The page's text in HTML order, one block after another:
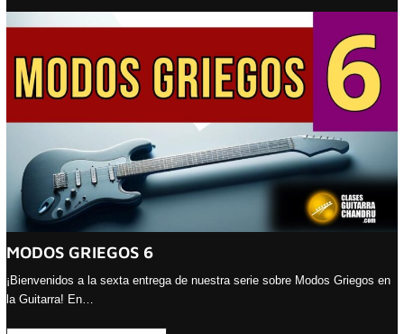
MODOS GRIEGOS 6
¡Bienvenidos a la sexta entrega de nuestra serie sobre Modos Griegos en
la Guitarra! En…